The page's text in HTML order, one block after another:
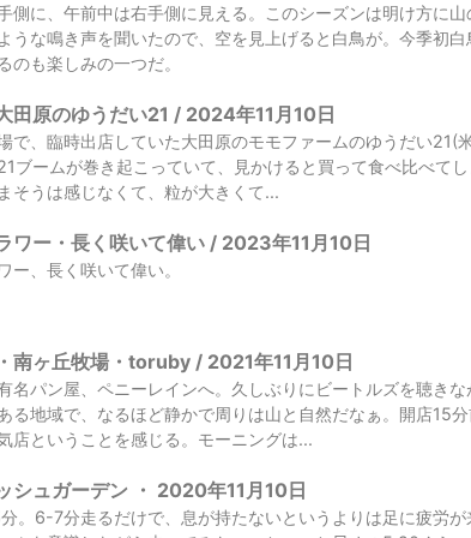
側に、午前中は右手側に見える。このシーズンは明け方に
うな鳴き声を聞いたので、空を見上げると白鳥が。今季初
のも楽しみの一つだ。
田原のゆうだい21 / 2024年11月10日
で、臨時出店していた大田原のモモファームのゆうだい21(
ブームが巻き起こっていて、見かけると買って食べ比べて
そうは感じなくて、粒が大きくて...
ワー・長く咲いて偉い / 2023年11月10日
ー、長く咲いて偉い。
南ヶ丘牧場・toruby / 2021年11月10日
名パン屋、ペニーレインへ。久しぶりにビートルズを聴き
る地域で、なるほど静かで周りは山と自然だなぁ。開店15
店ということを感じる。モーニングは...
シュガーデン ・ 2020年11月10日
。6-7分走るだけで、息が持たないというよりは足に疲労